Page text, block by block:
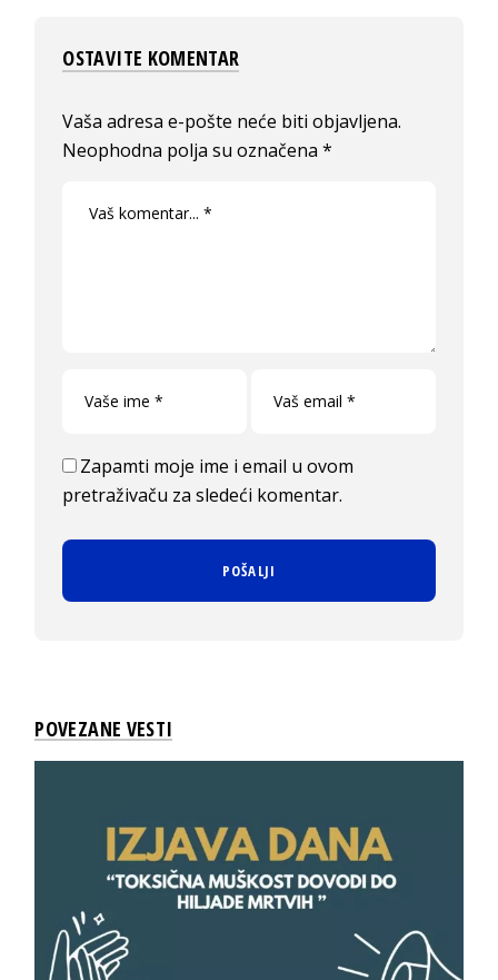
OSTAVITE KOMENTAR
Vaša adresa e-pošte neće biti objavljena.
Neophodna polja su označena*
Zapamti moje ime i email u ovom
pretraživaču za sledeći komentar.
POVEZANE VESTI